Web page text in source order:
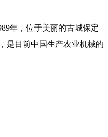
年，位于美丽的古城保定
是目前中国生产农业机械的